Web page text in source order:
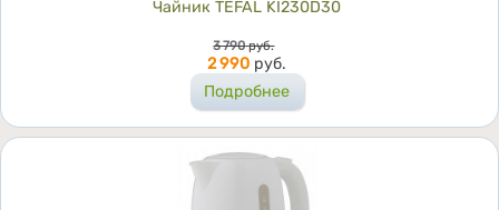
Чайник TEFAL KI230D30
Цена
3 790 руб.
2 990 руб.
Подробнее